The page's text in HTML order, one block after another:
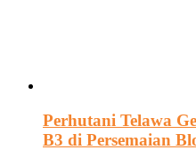
Perhutani Telawa
B3 di Persemaian